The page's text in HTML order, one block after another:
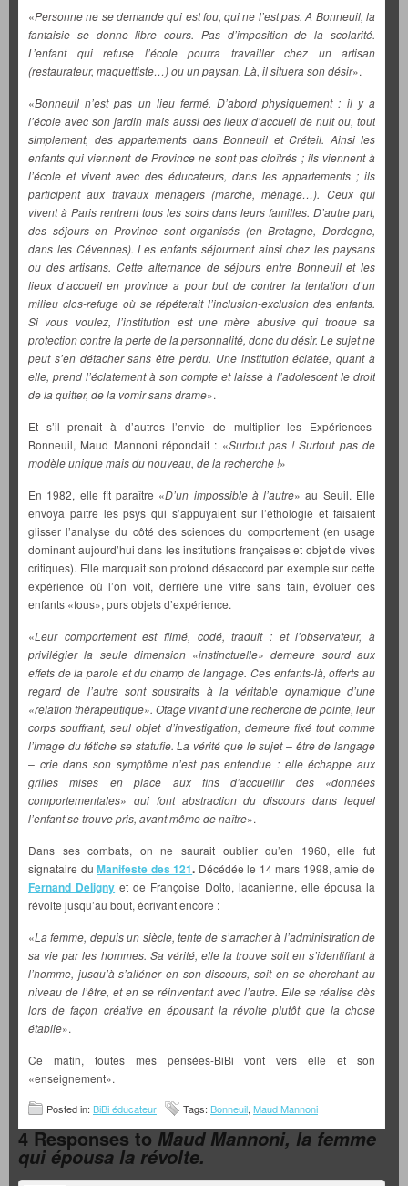
«Personne ne se demande qui est fou, qui ne l’est pas. A Bonneuil, la
fantaisie se donne libre cours. Pas d’imposition de la scolarité.
L’enfant qui refuse l’école pourra travailler chez un artisan
(restaurateur, maquettiste…) ou un paysan. Là, il situera son désir».
«Bonneuil n’est pas un lieu fermé. D’abord physiquement : il y a
l’école avec son jardin mais aussi des lieux d’accueil de nuit ou, tout
simplement, des appartements dans Bonneuil et Créteil. Ainsi les
enfants qui viennent de Province ne sont pas cloîtrés ; ils viennent à
l’école et vivent avec des éducateurs, dans les appartements ; ils
participent aux travaux ménagers (marché, ménage…). Ceux qui
vivent à Paris rentrent tous les soirs dans leurs familles. D’autre part,
des séjours en Province sont organisés (en Bretagne, Dordogne,
dans les Cévennes). Les enfants séjournent ainsi chez les paysans
ou des artisans. Cette alternance de séjours entre Bonneuil et les
lieux d’accueil en province a pour but de contrer la tentation d’un
milieu clos-refuge où se répéterait l’inclusion-exclusion des enfants.
Si vous voulez, l’institution est une mère abusive qui troque sa
protection contre la perte de la personnalité, donc du désir. Le sujet ne
peut s’en détacher sans être perdu. Une institution éclatée, quant à
elle, prend l’éclatement à son compte et laisse à l’adolescent le droit
de la quitter, de la vomir sans drame».
Et s’il prenait à d’autres l’envie de multiplier les Expériences-
Bonneuil, Maud Mannoni répondait : «Surtout pas ! Surtout pas de
modèle unique mais du nouveau, de la recherche !»
En 1982, elle fit paraître «D’un impossible à l’autre» au Seuil. Elle
envoya paître les psys qui s’appuyaient sur l’éthologie et faisaient
glisser l’analyse du côté des sciences du comportement (en usage
dominant aujourd’hui dans les institutions françaises et objet de vives
critiques). Elle marquait son profond désaccord par exemple sur cette
expérience où l’on voit, derrière une vitre sans tain, évoluer des
enfants «fous», purs objets d’expérience.
«Leur comportement est filmé, codé, traduit : et l’observateur, à
privilégier la seule dimension «instinctuelle» demeure sourd aux
effets de la parole et du champ de langage. Ces enfants-là, offerts au
regard de l’autre sont soustraits à la véritable dynamique d’une
«relation thérapeutique». Otage vivant d’une recherche de pointe, leur
corps souffrant, seul objet d’investigation, demeure fixé tout comme
l’image du fétiche se statufie. La vérité que le sujet – être de langage
– crie dans son symptôme n’est pas entendue : elle échappe aux
grilles mises en place aux fins d’accueillir des «données
comportementales» qui font abstraction du discours dans lequel
l’enfant se trouve pris, avant même de naître».
Dans ses combats, on ne saurait oublier qu’en 1960, elle fut
signataire duManifeste des 121. Décédée le 14 mars 1998, amie de
Fernand Deligny et de Françoise Dolto, lacanienne, elle épousa la
révolte jusqu’au bout, écrivant encore :
«La femme, depuis un siècle, tente de s’arracher à l’administration de
sa vie par les hommes. Sa vérité, elle la trouve soit en s’identifiant à
l’homme, jusqu’à s’aliéner en son discours, soit en se cherchant au
niveau de l’être, et en se réinventant avec l’autre. Elle se réalise dès
lors de façon créative en épousant la révolte plutôt que la chose
établie».
Ce matin, toutes mes pensées-BiBi vont vers elle et son
«enseignement».
Posted in: BiBi éducateur Tags: Bonneuil, Maud Mannoni
4 Responses toMaud Mannoni, la femme
qui épousa la révolte.